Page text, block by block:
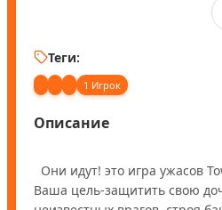
Теги:
1 Игрок
Описание
Ваша цель-защитить свою